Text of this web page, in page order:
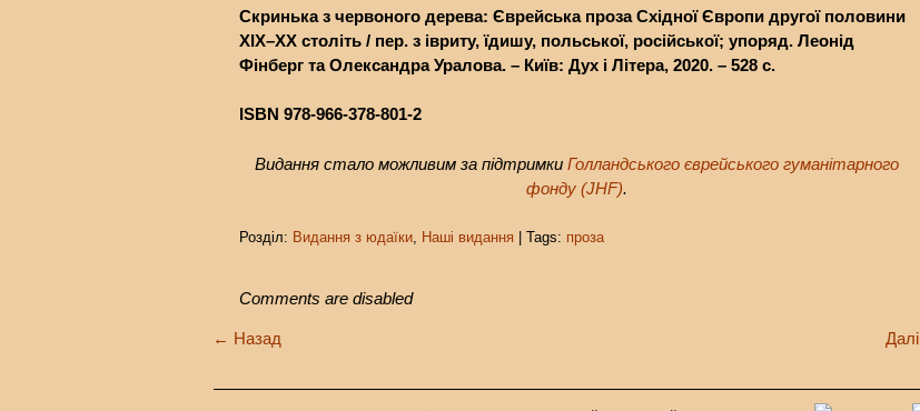
Скринька з червоного дерева: Єврейська проза Східної Європи другої половини
ХІХ–XХ століть / пер. з івриту, їдишу, польської, російської; упоряд. Леонід
Фінберг та Олександра Уралова. – Київ: Дух і Літера, 2020. – 528 с.
ISBN 978-966-378-801-2
Видання стало можливим за підтримки Голландського єврейського гуманітарного
фонду (JHF).
Розділ: Видання з юдаїки, Наші видання | Tags: проза
Comments are disabled
← Назад Далі